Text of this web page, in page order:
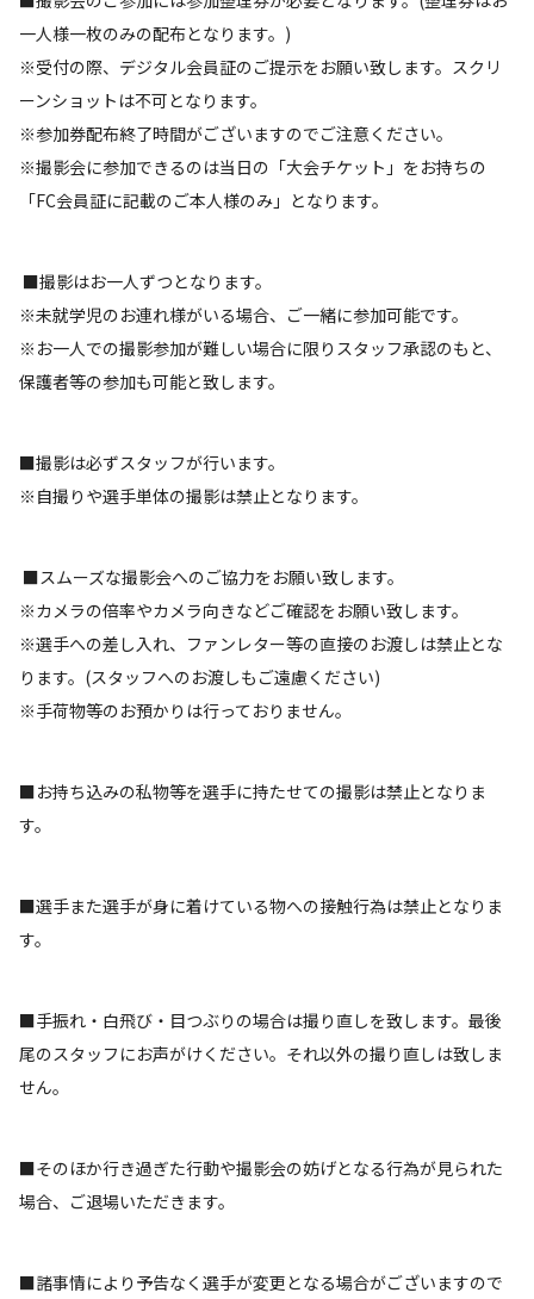
一人様一枚のみの配布となります。)
※受付の際、デジタル会員証のご提示をお願い致します。スクリ
ーンショットは不可となります。
※参加券配布終了時間がございますのでご注意ください。
※撮影会に参加できるのは当日の「大会チケット」をお持ちの
「FC会員証に記載のご本人様のみ」となります。
■撮影はお一人ずつとなります。
※未就学児のお連れ様がいる場合、ご一緒に参加可能です。
※お一人での撮影参加が難しい場合に限りスタッフ承認のもと、
保護者等の参加も可能と致します。
■撮影は必ずスタッフが行います。
※自撮りや選手単体の撮影は禁止となります。
■スムーズな撮影会へのご協力をお願い致します。
※カメラの倍率やカメラ向きなどご確認をお願い致します。
※選手への差し入れ、ファンレター等の直接のお渡しは禁止とな
ります。(スタッフへのお渡しもご遠慮ください)
※手荷物等のお預かりは行っておりません。
■お持ち込みの私物等を選手に持たせての撮影は禁止となりま
す。
■選手また選手が身に着けている物への接触行為は禁止となりま
す。
■手振れ・白飛び・目つぶりの場合は撮り直しを致します。最後
尾のスタッフにお声がけください。それ以外の撮り直しは致しま
せん。
■そのほか行き過ぎた行動や撮影会の妨げとなる行為が見られた
場合、ご退場いただきます。
■諸事情により予告なく選手が変更となる場合がございますので